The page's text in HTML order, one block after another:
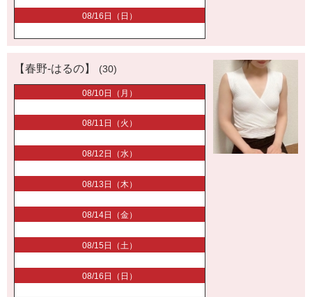
08/16日（日）
【春野-はるの】 (30)
08/10日（月）
08/11日（火）
08/12日（水）
08/13日（木）
08/14日（金）
08/15日（土）
08/16日（日）